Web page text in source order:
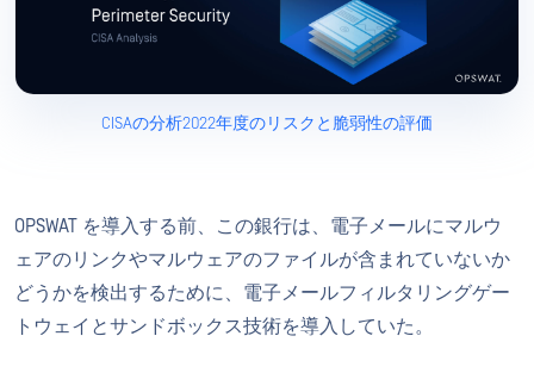
CISAの分析2022年度のリスクと脆弱性の評価
OPSWAT を導入する前、この銀行は、電子メールにマルウ
ェアのリンクやマルウェアのファイルが含まれていないか
どうかを検出するために、電子メールフィルタリングゲー
トウェイとサンドボックス技術を導入していた。